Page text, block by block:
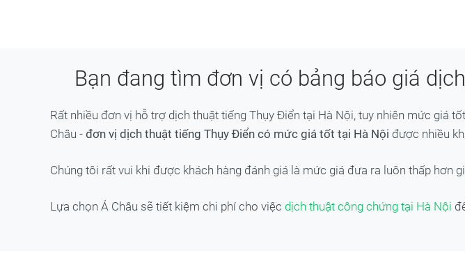
Bạn đang tìm đơn vị có bảng báo giá
Rất nhiều đơn vị hỗ trợ dịch thuật tiếng Thụy Điển tại Hà Nội, tuy nhiên mức giá
Châu - đơn vị dịch thuật tiếng Thụy Điển có mức giá tốt tại Hà Nội được nhiều
Chúng tôi rất vui khi được khách hàng đánh giá là mức giá đưa ra luôn thấp hơn
Lựa chọn Á Châu sẽ tiết kiệm chi phí cho việc dịch thuật công chứng tại Hà Nội